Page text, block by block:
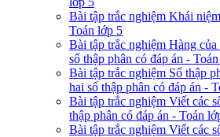
Bài tập trắc nghiệm Khái
Toán lớp 5
Bài tập trắc nghiệm Hàng
số thập phân có đáp án -
Bài tập trắc nghiệm Số thập
hai số thập phân có đáp án -
Bài tập trắc nghiệm Viết các
thập phân có đáp án - Toán
Bài tập trắc nghiệm Viết các